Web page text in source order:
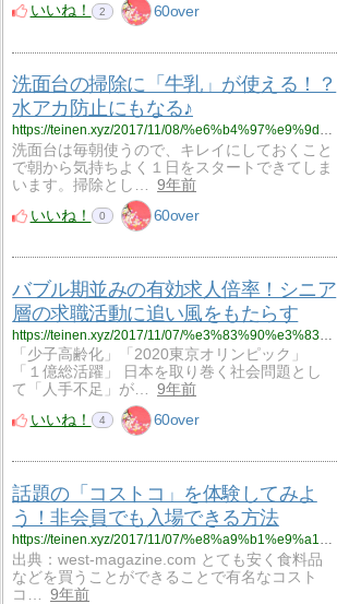
いいね！
2 60over
洗面台の掃除に「牛乳」が使える！？
水アカ防止にもなる♪
https://teinen.xyz/2017/11/08/%e6%b4%97%e9%9d%a2%e5%8f%b0%e3%81%ae%e6%8e%83%e9%99%a4%e3%81%ab%e3%80%8c%e7%89%9b%e4%b9%b3%e3%80%8d%e3%81%8c%e4%bd%bf%e3%81%88%e3%82%8b%ef%bc%81%ef%bc%9f%e6%b0%b4%e3%82%a2%e3%82%ab%e9%98%b2%e6%ad%a2/
洗面台は毎朝使うので、キレイにしておくこと
で朝から気持ちよく１日をスタートできてしま
います。掃除とし…
9年前
いいね！
0 60over
バブル期並みの有効求人倍率！シニア
層の求職活動に追い風をもたらす
「少子高齢化」「2020東京オリンピック」
「１億総活躍」 日本を取り巻く社会問題とし
て「人手不足」が…
9年前
いいね！
4 60over
話題の「コストコ」を体験してみよ
う！非会員でも入場できる方法
https://teinen.xyz/2017/11/07/%e8%a9%b1%e9%a1%8c%e3%81%ae%e3%80%8c%e3%82%b3%e3%82%b9%e3%83%88%e3%82%b3%e3%80%8d%e3%82%92%e4%bd%93%e9%a8%93%e3%81%97%e3%81%a6%e3%81%bf%e3%82%88%e3%81%86%ef%bc%81%e9%9d%9e%e4%bc%9a%e5%93%a1%e3%81%a7/
出典：west-magazine.com とても安く食料品
などを買うことができることで有名なコスト
コ…
9年前